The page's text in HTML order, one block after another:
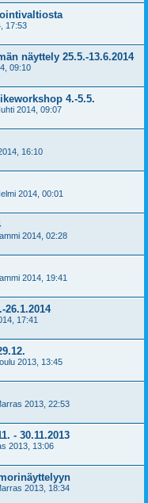
17:53
näyttely 25.5.-13.6.2014
09:10
4.-5.5.
2014, 09:07
16:10
2014, 00:01
2014, 02:28
2014, 19:41
17:41
2013, 13:45
2013, 22:53
- 30.11.2013
2013, 13:06
2013, 18:34